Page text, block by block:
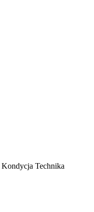
Kondycja Technika